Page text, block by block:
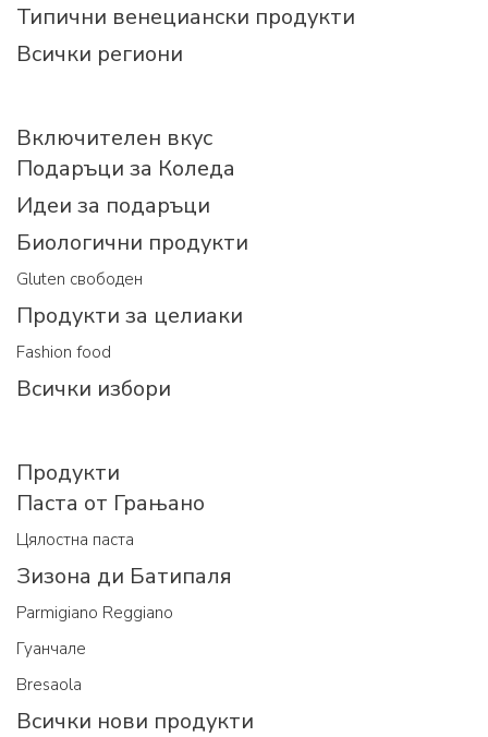
Типични венециански продукти
Всички региони
Включителен вкус
Подаръци за Коледа
Идеи за подаръци
Биологични продукти
Gluten свободен
Продукти за целиаки
Fashion food
Всички избори
Продукти
Паста от Грањано
Цялостна паста
Зизона ди Батипаля
Parmigiano Reggiano
Гуанчале
Bresaola
Всички нови продукти